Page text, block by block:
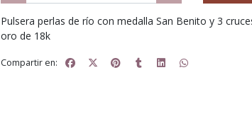
Pulsera perlas de río con medalla San Benito y 3
oro de 18k
Compartir en: